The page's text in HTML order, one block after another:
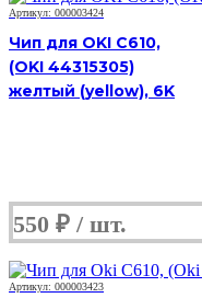
Артикул: 000003424
Чип для OKI C610,
(OKI 44315305)
желтый (yellow), 6K
550 ₽
Артикул: 000003423